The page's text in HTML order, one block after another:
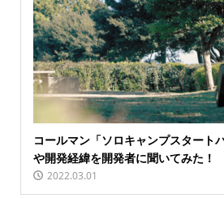
コールマン「ソロキャンプスタート
や開発経緯を開発者に聞いてみた！
2022.03.01